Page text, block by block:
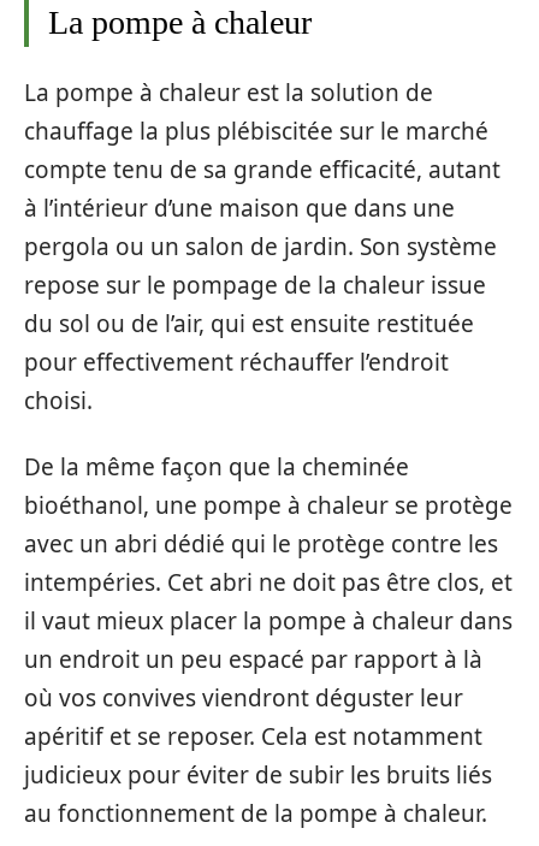
La pompe à chaleur
La pompe à chaleur est la solution de
chauffage la plus plébiscitée sur le marché
compte tenu de sa grande efficacité, autant
à l’intérieur d’une maison que dans une
pergola ou un salon de jardin. Son système
repose sur le pompage de la chaleur issue
du sol ou de l’air, qui est ensuite restituée
pour effectivement réchauffer l’endroit
choisi.
De la même façon que la cheminée
bioéthanol, une pompe à chaleur se protège
avec un abri dédié qui le protège contre les
intempéries. Cet abri ne doit pas être clos, et
il vaut mieux placer la pompe à chaleur dans
un endroit un peu espacé par rapport à là
où vos convives viendront déguster leur
apéritif et se reposer. Cela est notamment
judicieux pour éviter de subir les bruits liés
au fonctionnement de la pompe à chaleur.